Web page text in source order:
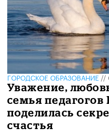
ГОРОДСКОЕ ОБРАЗОВАНИЕ//
​Уважение,
семья педагогов
поделилась
счастья